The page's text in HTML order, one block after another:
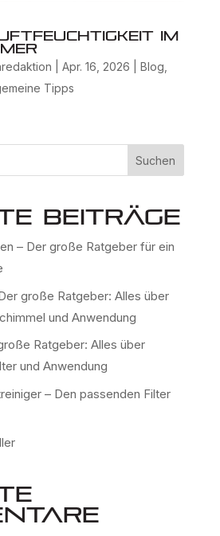
im
Apr. 16, 2026 Blog
Tipps
Suchen
Beiträge
– Der große Ratgeber für ein
große Ratgeber: Alles über
und Anwendung
Ratgeber: Alles über
und Anwendung
– Den passenden Filter